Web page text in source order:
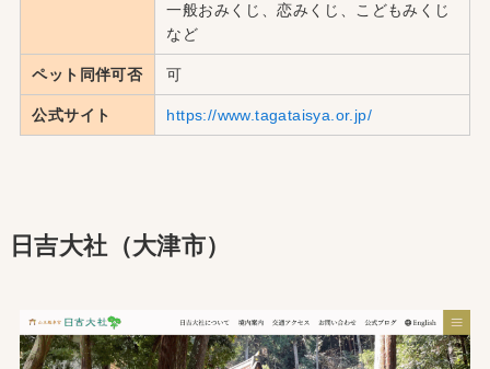
一般おみくじ、恋みくじ、こどもみくじ
など
ペット同伴可否 可
公式サイト https://www.tagataisya.or.jp/
日吉大社（大津市）